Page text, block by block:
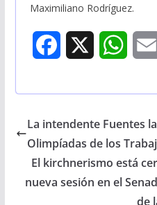
Maximiliano Rodríguez.
e
b
o
W
t
s
A
La intendente Fuentes
Olimpíadas de los
El kirchnerismo está
nueva sesión en el
de